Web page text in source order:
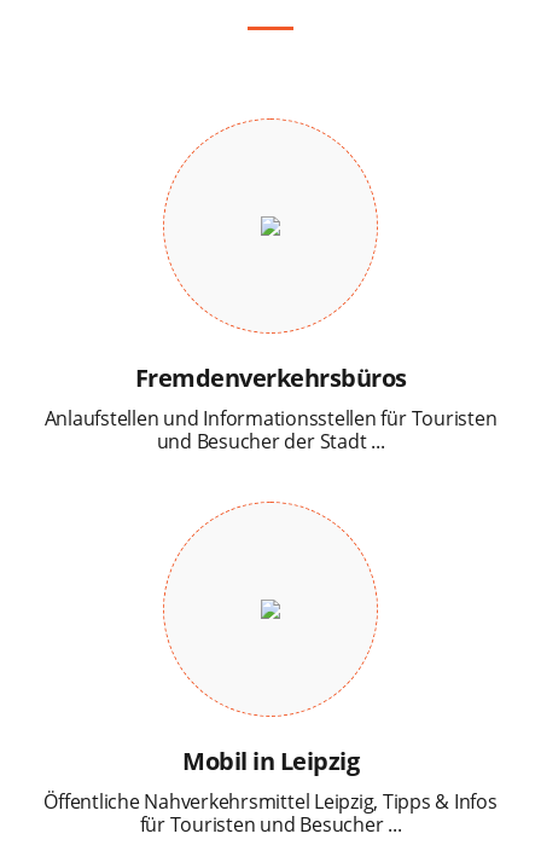
Fremdenverkehrsbüros
Anlaufstellen und Informationsstellen für Touristen
und Besucher der Stadt ...
Mobil in Leipzig
Öffentliche Nahverkehrsmittel Leipzig, Tipps & Infos
für Touristen und Besucher ...